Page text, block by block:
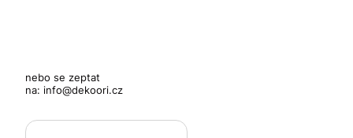
nebo se zeptat
na: info@dekoori.cz